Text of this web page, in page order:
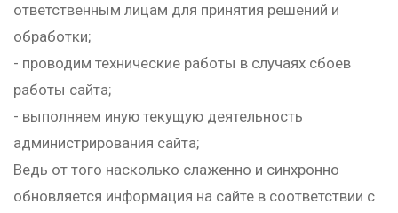
ответственным лицам для принятия решений и
обработки;
- проводим технические работы в случаях сбоев
работы сайта;
- выполняем иную текущую деятельность
администрирования сайта;
Ведь от того насколько слаженно и синхронно
обновляется информация на сайте в соответствии с